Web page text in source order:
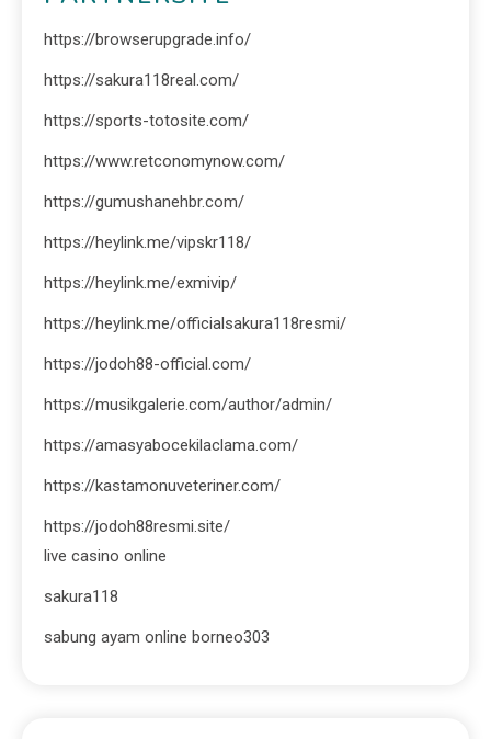
https://browserupgrade.info/
https://sakura118real.com/
https://sports-totosite.com/
https://www.retconomynow.com/
https://gumushanehbr.com/
https://heylink.me/vipskr118/
https://heylink.me/exmivip/
https://heylink.me/officialsakura118resmi/
https://jodoh88-official.com/
https://musikgalerie.com/author/admin/
https://amasyabocekilaclama.com/
https://kastamonuveteriner.com/
https://jodoh88resmi.site/
live casino online
sakura118
sabung ayam online borneo303